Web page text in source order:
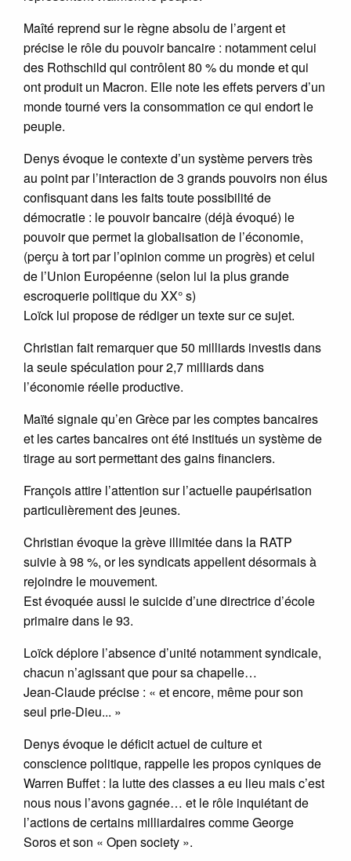
Maîté reprend sur le règne absolu de l’argent et
précise le rôle du pouvoir bancaire : notamment celui
des Rothschild qui contrôlent 80 % du monde et qui
ont produit un Macron. Elle note les effets pervers d’un
monde tourné vers la consommation ce qui endort le
peuple.
Denys évoque le contexte d’un système pervers très
au point par l’interaction de 3 grands pouvoirs non élus
confisquant dans les faits toute possibilité de
démocratie : le pouvoir bancaire (déjà évoqué) le
pouvoir que permet la globalisation de l’économie,
(perçu à tort par l’opinion comme un progrès) et celui
de l’Union Européenne (selon lui la plus grande
escroquerie politique du XX° s)
Loïck lui propose de rédiger un texte sur ce sujet.
Christian fait remarquer que 50 milliards investis dans
la seule spéculation pour 2,7 milliards dans
l’économie réelle productive.
Maïté signale qu’en Grèce par les comptes bancaires
et les cartes bancaires ont été institués un système de
tirage au sort permettant des gains financiers.
François attire l’attention sur l’actuelle paupérisation
particulièrement des jeunes.
Christian évoque la grève illimitée dans la RATP
suivie à 98 %, or les syndicats appellent désormais à
rejoindre le mouvement.
Est évoquée aussi le suicide d’une directrice d’école
primaire dans le 93.
Loïck déplore l’absence d’unité notamment syndicale,
chacun n’agissant que pour sa chapelle…
Jean-Claude précise : « et encore, même pour son
seul prie-Dieu... »
Denys évoque le déficit actuel de culture et
conscience politique, rappelle les propos cyniques de
Warren Buffet : la lutte des classes a eu lieu mais c’est
nous nous l’avons gagnée… et le rôle inquiétant de
l’actions de certains milliardaires comme George
Soros et son « Open society ».